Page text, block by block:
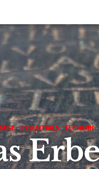
· ESSENTIALS · TECHNIK ·